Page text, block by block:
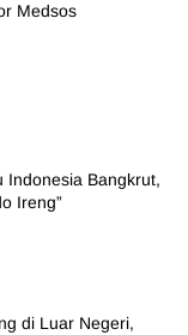
Medsos
Indonesia Bangkrut,
Ireng”
di Luar Negeri,